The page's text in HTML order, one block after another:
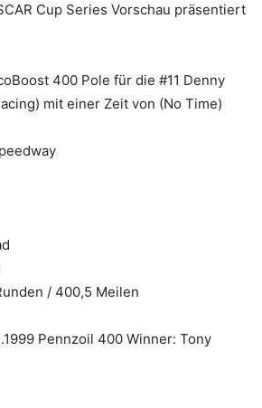
Cup Series Vorschau präsentiert
400 Pole für die #11 Denny
mit einer Zeit von (No Time)
/ 400,5 Meilen
Pennzoil 400 Winner: Tony